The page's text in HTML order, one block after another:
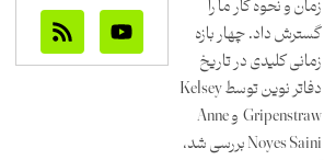
زمان و نحوه کار ما را
گسترش داد. چهار بازه
زمانی کلیدی در تاریخ
دفاتر نوین توسط Kelsey
Gripenstraw و Anne
Noyes Saini بررسی شد،